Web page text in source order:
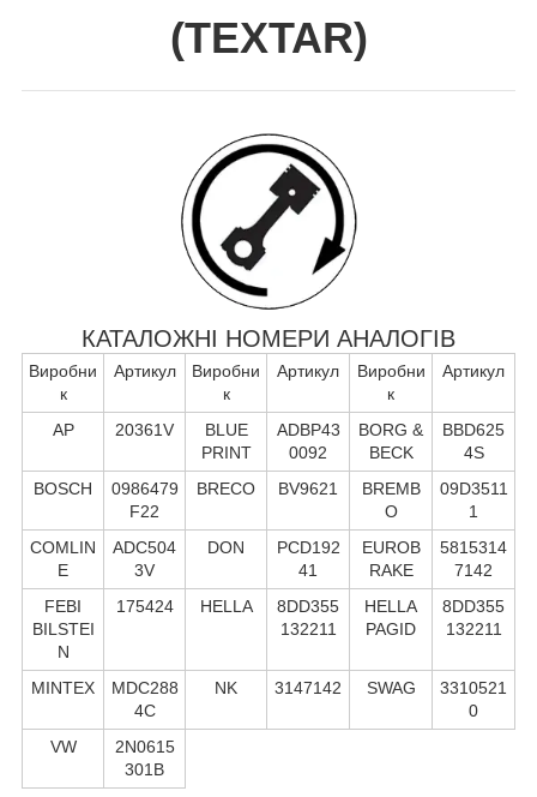
(TEXTAR)
КАТАЛОЖНІ НОМЕРИ АНАЛОГІВ
Виробни
к
Артикул
Виробни
к
Артикул
Виробни
к
Артикул
AP 20361V
BLUE
PRINT
ADBP43
0092
BORG &
BECK
BBD625
4S
BOSCH
0986479
F22
BRECO BV9621
BREMB
O
09D3511
1
COMLIN
E
ADC504
3V
DON
PCD192
41
EUROB
RAKE
5815314
7142
FEBI
BILSTEI
N
175424 HELLA
8DD355
132211
HELLA
PAGID
8DD355
132211
MINTEX
MDC288
4C
NK 3147142 SWAG
3310521
0
VW
2N0615
301B